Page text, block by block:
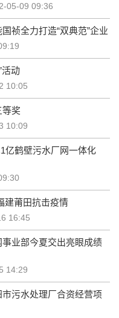
05-09 09:36
祯全力打造“双典范”企业
活动
10:05
等奖
10:09
亿鹤壁污水厂网一体化
建莆田抗击疫情
16:45
业部今夏交出亮眼成绩
14:29
污水处理厂合资经营项